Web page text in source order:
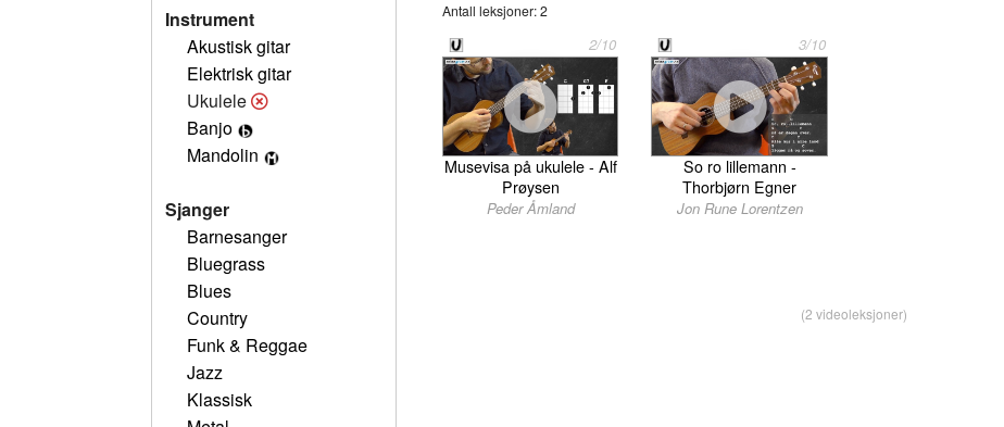
Instrument
Akustisk gitar
Elektrisk gitar
Ukulele
Banjo
Mandolin
Sjanger
Barnesanger
Bluegrass
Blues
Country
Funk & Reggae
Jazz
Klassisk
Antall leksjoner: 2
2/10
Musevisa på ukulele - Alf
Prøysen
Peder Åmland
3/10
So ro lillemann -
Thorbjørn Egner
Jon Rune Lorentzen
(2 videoleksjoner)